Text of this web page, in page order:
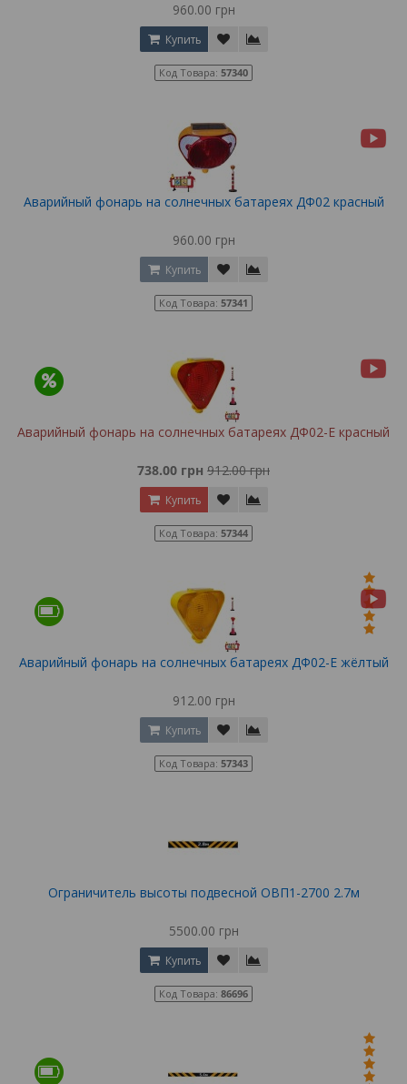
960.00 грн
Купить
Код Товара: 57340
Аварийный фонарь на солнечных батареях ДФ02 красный
960.00 грн
Купить
Код Товара: 57341
Аварийный фонарь на солнечных батареях ДФ02-Е красный
738.00 грн 912.00 грн
Купить
Код Товара: 57344
Аварийный фонарь на солнечных батареях ДФ02-Е жёлтый
912.00 грн
Купить
Код Товара: 57343
Ограничитель высоты подвесной ОВП1-2700 2.7м
5500.00 грн
Купить
Код Товара: 86696